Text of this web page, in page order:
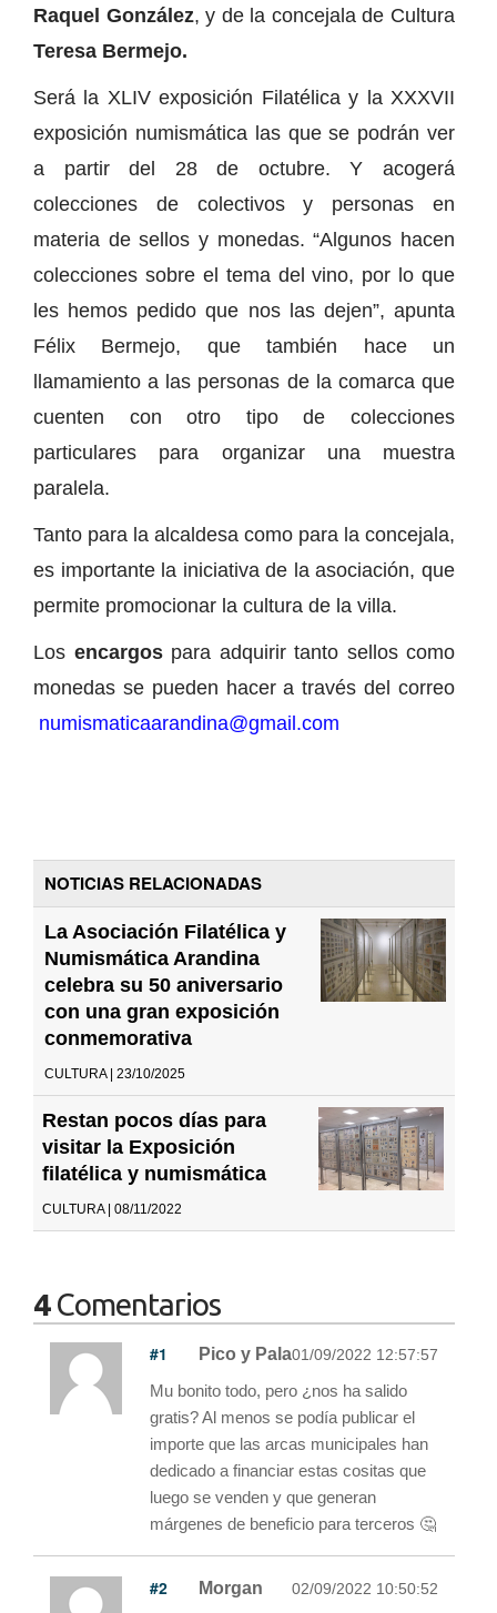
Raquel González, y de la concejala de Cultura
Teresa Bermejo.
Será la XLIV exposición Filatélica y la XXXVII
exposición numismática las que se podrán ver
a partir del 28 de octubre. Y acogerá
colecciones de colectivos y personas en
materia de sellos y monedas. “Algunos hacen
colecciones sobre el tema del vino, por lo que
les hemos pedido que nos las dejen”, apunta
Félix Bermejo, que también hace un
llamamiento a las personas de la comarca que
cuenten con otro tipo de colecciones
particulares para organizar una muestra
paralela.
Tanto para la alcaldesa como para la concejala,
es importante la iniciativa de la asociación, que
permite promocionar la cultura de la villa.
Los encargos para adquirir tanto sellos como
monedas se pueden hacer a través del correo
numismaticaarandina@gmail.com
NOTICIAS RELACIONADAS
La Asociación Filatélica y
Numismática Arandina
celebra su 50 aniversario
con una gran exposición
conmemorativa
CULTURA | 23/10/2025
Restan pocos días para
visitar la Exposición
filatélica y numismática
CULTURA | 08/11/2022
4Comentarios
#1 Pico y Pala01/09/2022 12:57:57
Mu bonito todo, pero ¿nos ha salido
gratis? Al menos se podía publicar el
importe que las arcas municipales han
dedicado a financiar estas cositas que
luego se venden y que generan
márgenes de beneficio para terceros 🤔
#2 Morgan 02/09/2022 10:50:52